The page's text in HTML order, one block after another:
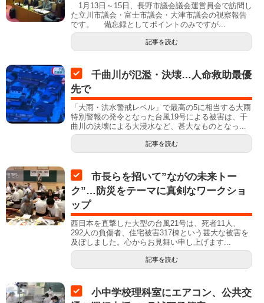
1月13日～15日、長野市議会議会運営員会で訪問し
た立川市議会・富士市議会・大津市議会の視察報告
です。 備忘録としてポイントのみですが...
記事を読む
千曲川が氾濫・決壊…人命救助最優
先で
「大雨・洪水警戒レベル」で最高の5に相当する大雨
特別警報の発令となった台風19号による被害は、千
曲川の決壊による大浸水など、甚大なものとなっ...
記事を読む
市長らを招いて”ながの未来トー
ク”…防災をテーマに真剣なワークショ
ップ
西日本を直撃した大型の台風21号は、死者11人、
292人の負傷者、住宅被害317棟という甚大な被害を
及ぼしました。心からお見舞い申し上げます...
記事を読む
小中学校理科室にエアコン、公共交